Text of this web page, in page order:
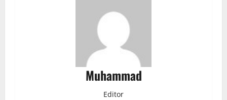
Muhammad
Editor